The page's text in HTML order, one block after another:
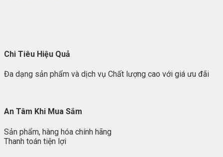
Chi Tiêu Hiệu Quả
Đa dạng sản phẩm và dịch vụ Chất lượng cao với giá ưu đãi
An Tâm Khi Mua Sắm
Sản phẩm, hàng hóa chính hãng
Thanh toán tiện lợi